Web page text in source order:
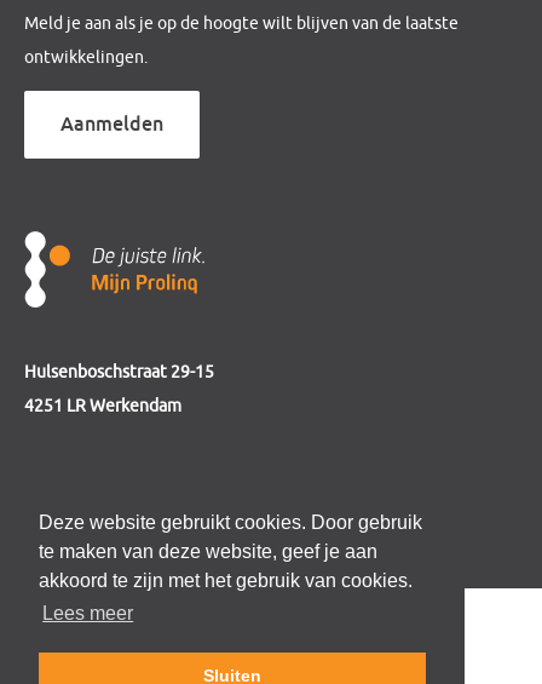
Deze website gebruikt cookies. Door gebruik
te maken van deze website, geef je aan
akkoord te zijn met het gebruik van cookies.
Lees meer
Sluiten
Meld je aan als je op de hoogte wilt blijven van de laatste
ontwikkelingen.
Aanmelden
Hulsenboschstraat 29-15
4251 LR Werkendam
e-mailinfo@mijnprolinq.nl